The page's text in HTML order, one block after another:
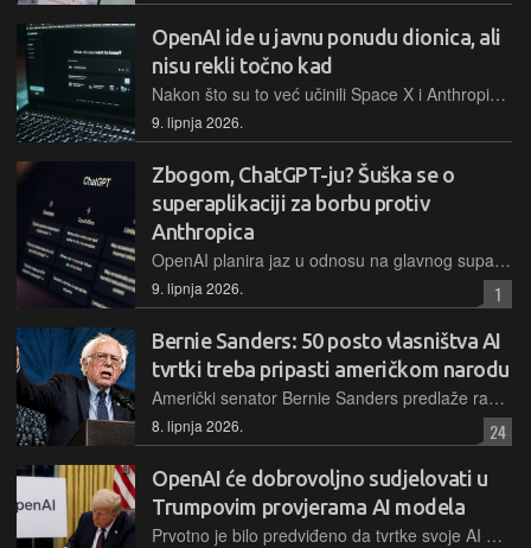
OpenAI ide u javnu ponudu dionica, ali
nisu rekli točno kad
Nakon što su to već učinili Space X i Anthropic, u utrku za novcem investitora ulazi i trenutno najveća tvrtka u areni umjetne inteligencije.
9. lipnja 2026.
Zbogom, ChatGPT-ju? Šuška se o
superaplikaciji za borbu protiv
Anthropica
OpenAI planira jaz u odnosu na glavnog suparnika smanjiti objedinjenom AI superaplikacijom kao "primarnim iskustvom u kojem zaposlenici obavljaju stvari"
9. lipnja 2026. 1
Bernie Sanders: 50 posto vlasništva AI
tvrtki treba pripasti američkom narodu
Američki senator Bernie Sanders predlaže radikalan zakon - jednokratni porez od 50 posto u dionicama za tvrtke poput OpenAI i xAI. Cilj je da se bogatstvo stvoreno umjetnom inteligencijom podijeli sa svima
8. lipnja 2026. 24
OpenAI će dobrovoljno sudjelovati u
Trumpovim provjerama AI modela
Prvotno je bilo predviđeno da tvrtke svoje AI modele dostavljaju 90 dana prije lansiranja na tržište, no nakon kritika rok je skraćen na 30 dana